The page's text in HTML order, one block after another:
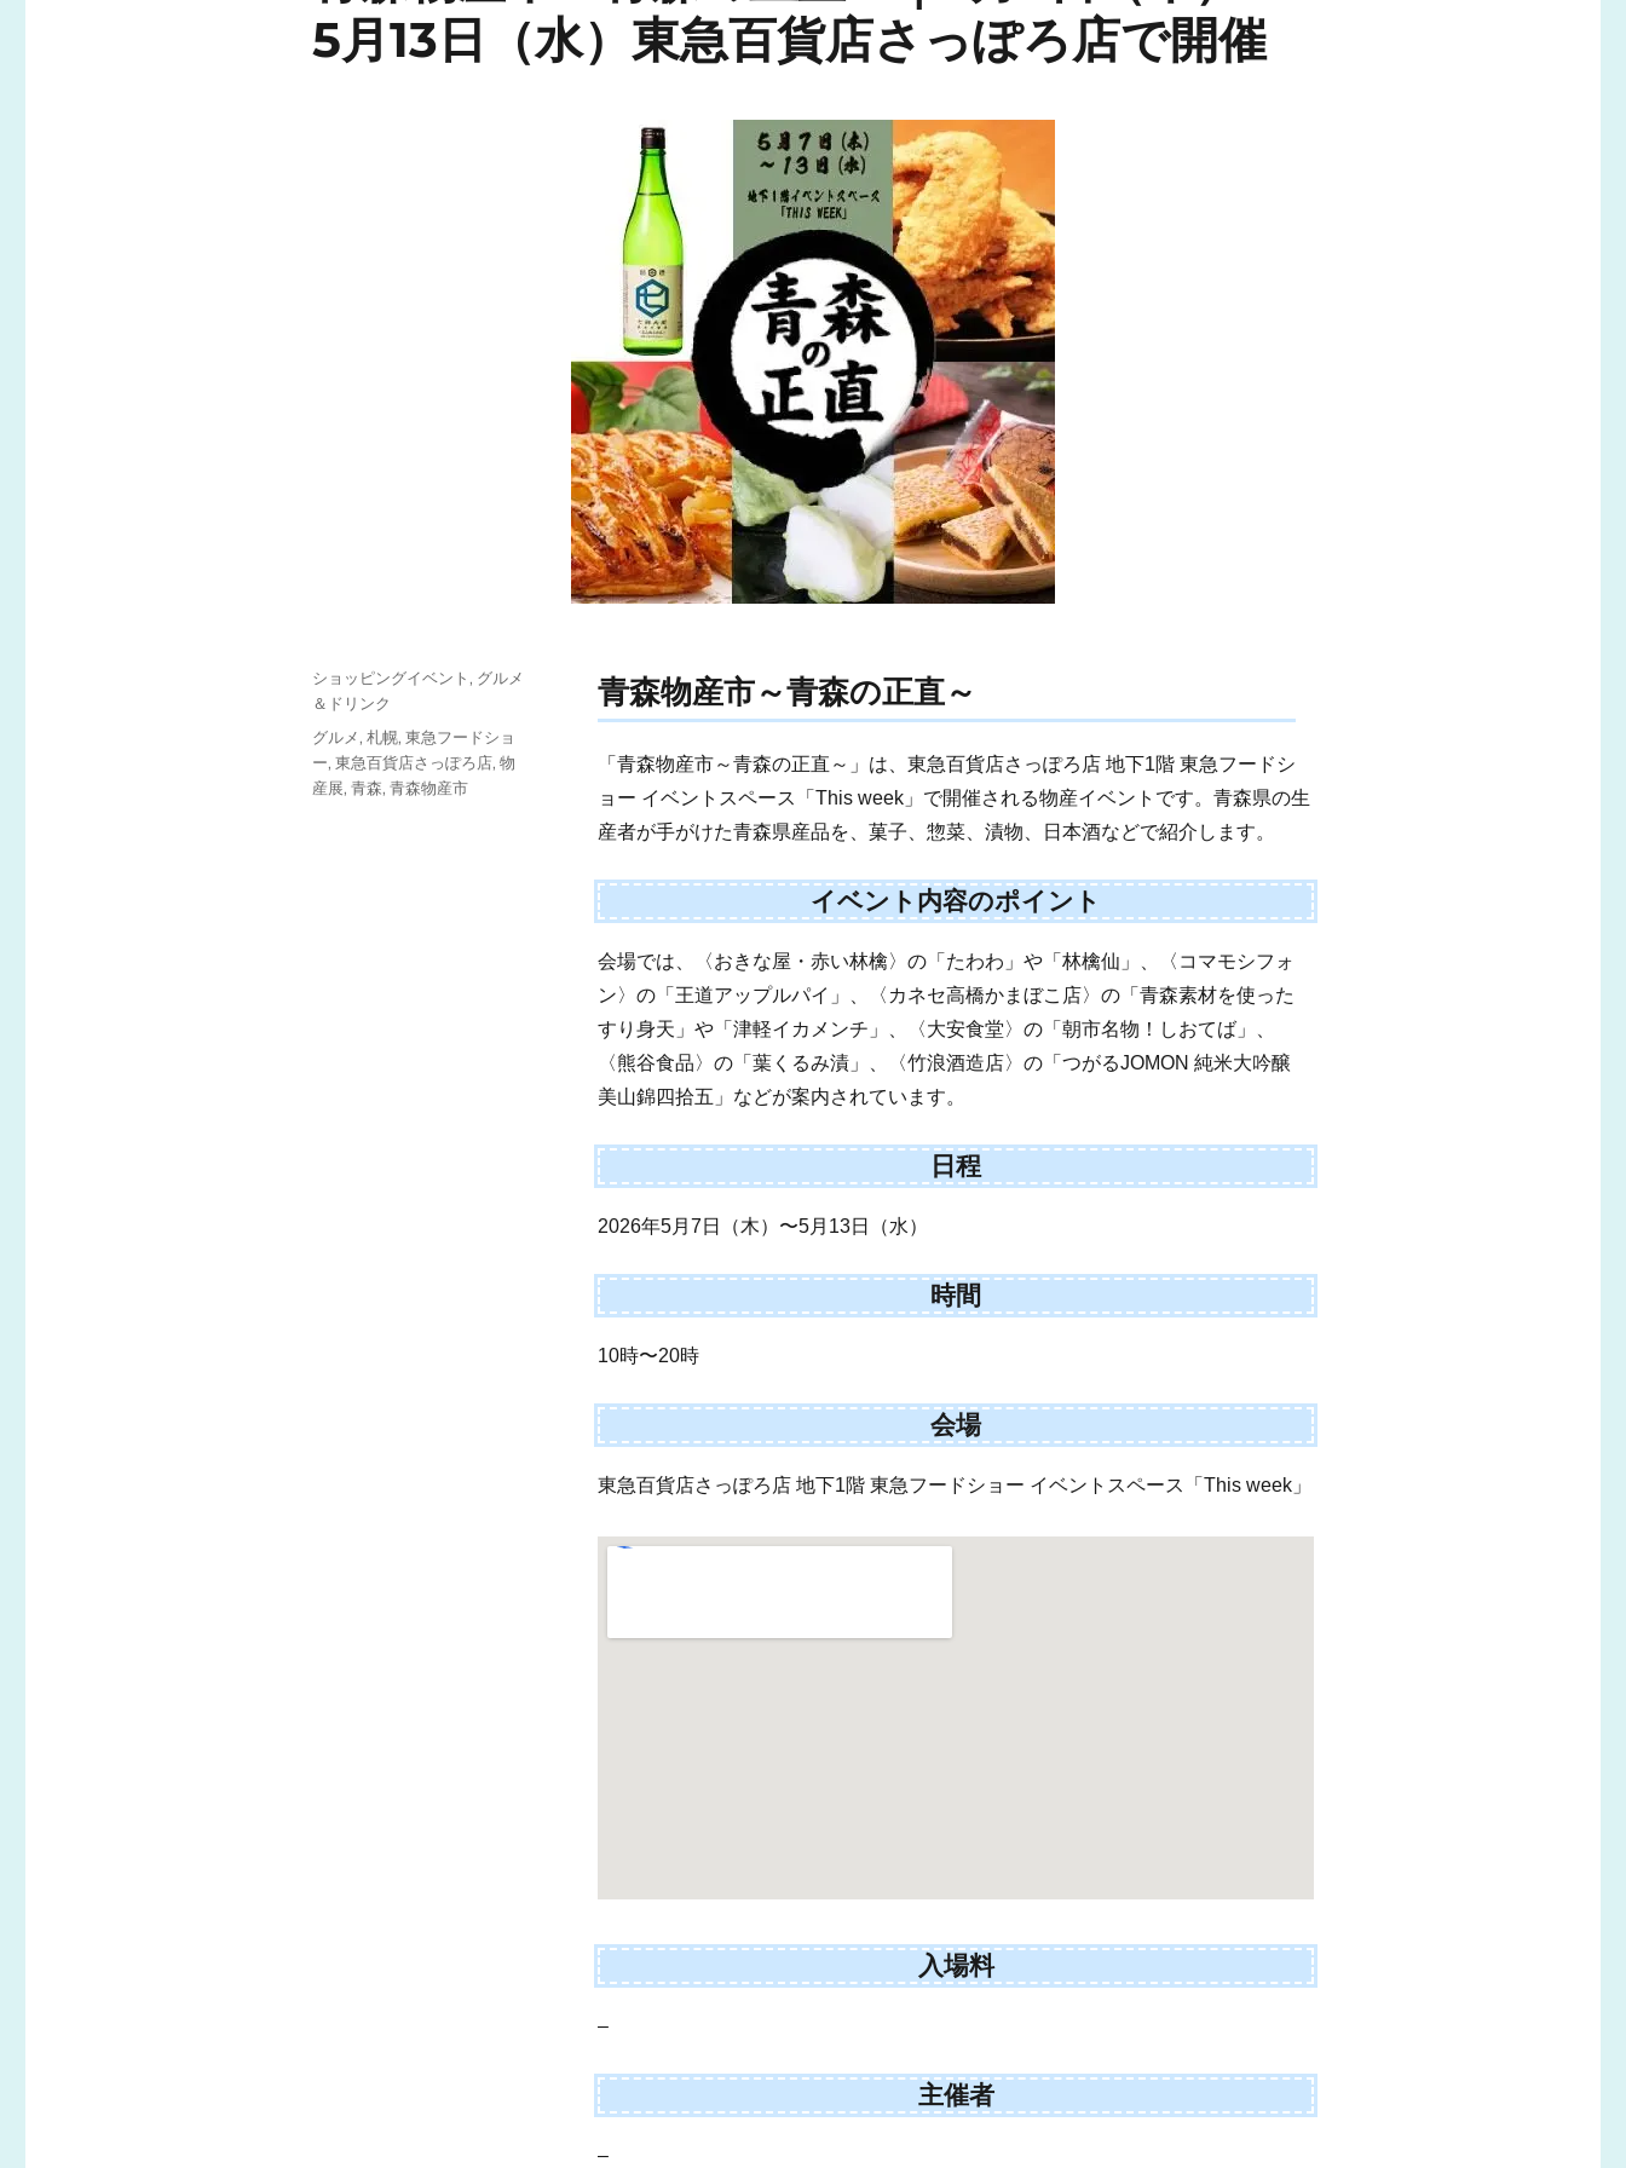
5月13日（水）東急百貨店さっぽろ店で開催
青森物産市～青森の正直～
「青森物産市～青森の正直～」は、東急百貨店さっぽろ店 地下1階 東急フードシ
ョー イベントスペース「This week」で開催される物産イベントです。青森県の生
産者が手がけた青森県産品を、菓子、惣菜、漬物、日本酒などで紹介します。
イベント内容のポイント
会場では、〈おきな屋・赤い林檎〉の「たわわ」や「林檎仙」、〈コマモシフォ
ン〉の「王道アップルパイ」、〈カネセ高橋かまぼこ店〉の「青森素材を使った
すり身天」や「津軽イカメンチ」、〈大安食堂〉の「朝市名物！しおてば」、
〈熊谷食品〉の「葉くるみ漬」、〈竹浪酒造店〉の「つがるJOMON 純米大吟醸
美山錦四拾五」などが案内されています。
日程
2026年5月7日（木）〜5月13日（水）
時間
10時〜20時
会場
東急百貨店さっぽろ店 地下1階 東急フードショー イベントスペース「This week」
入場料
–
主催者
–
カ
テ
ゴ
ー
ショッピングイベント , グルメ
＆ドリンク
タ
グ
グルメ, 札幌, 東急フードショ
ー, 東急百貨店さっぽろ店, 物
産展, 青森, 青森物産市